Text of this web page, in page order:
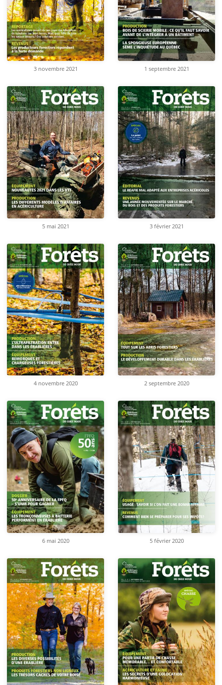
3 novembre 2021 1 septembre 2021
5 mai 2021 3 février 2021
4 novembre 2020 2 septembre 2020
6 mai 2020 5 février 2020